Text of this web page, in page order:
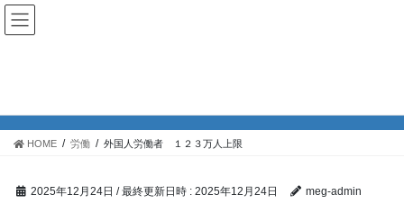
コ
ン
ナ
ビ
HOME 労働 外国人労働者 １２３万人上限
2025年12月24日 / 最終更新日時 : 2025年12月24日 meg-admin